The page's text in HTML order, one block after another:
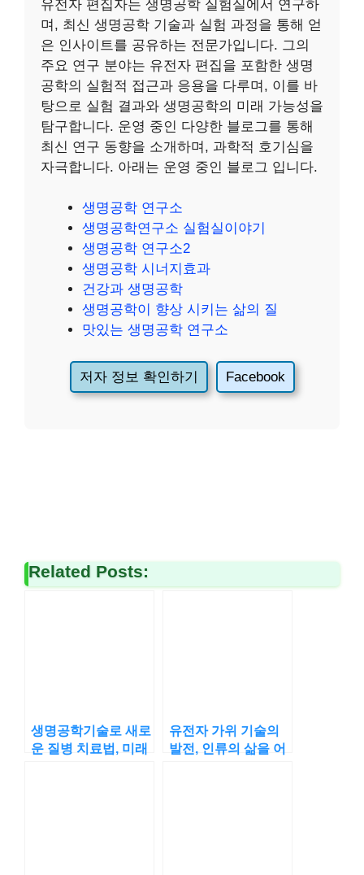
유전자 편집자는 생명공학 실험실에서 연구하
며, 최신 생명공학 기술과 실험 과정을 통해 얻
은 인사이트를 공유하는 전문가입니다. 그의
주요 연구 분야는 유전자 편집을 포함한 생명
공학의 실험적 접근과 응용을 다루며, 이를 바
탕으로 실험 결과와 생명공학의 미래 가능성을
탐구합니다. 운영 중인 다양한 블로그를 통해
최신 연구 동향을 소개하며, 과학적 호기심을
자극합니다. 아래는 운영 중인 블로그 입니다.
생명공학 연구소
생명공학연구소 실험실이야기
생명공학 연구소2
생명공학 시너지효과
건강과 생명공학
생명공학이 향상 시키는 삶의 질
맛있는 생명공학 연구소
저자 정보 확인하기 Facebook
Related Posts:
생명공학기술로 새로
운 질병 치료법, 미래
유전자 가위 기술의
발전, 인류의 삶을 어